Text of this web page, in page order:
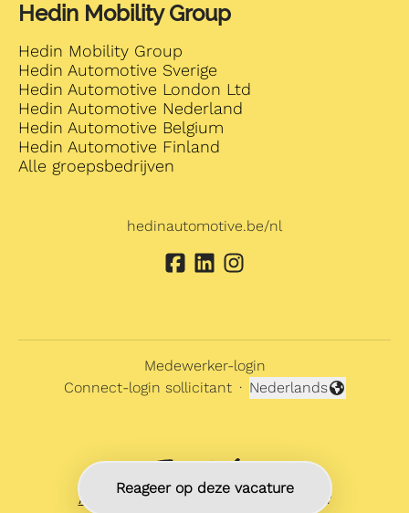
Reageer op deze vacature
Hedin Mobility Group
Hedin Mobility Group
Hedin Automotive Sverige
Hedin Automotive London Ltd
Hedin Automotive Nederland
Hedin Automotive Belgium
Hedin Automotive Finland
Alle groepsbedrijven
hedinautomotive.be/nl
Medewerker-login
Connect-login sollicitant ·
Taal wijzigen
Nederlands
Applicant tracking system door Teamtailor